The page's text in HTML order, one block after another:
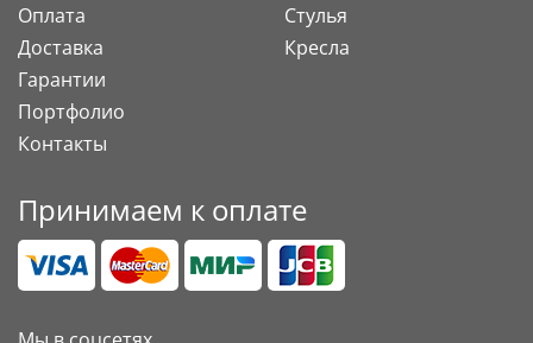
Оплата
Доставка
Гарантии
Портфолио
Контакты
Стулья
Кресла
Принимаем к оплате